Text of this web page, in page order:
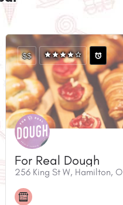
For Real Dough
256 King St W, Hamilton,
$$